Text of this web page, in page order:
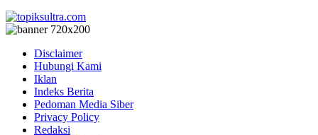
Disclaimer
Hubungi Kami
Iklan
Indeks Berita
Pedoman Media Siber
Privacy Policy
Redaksi